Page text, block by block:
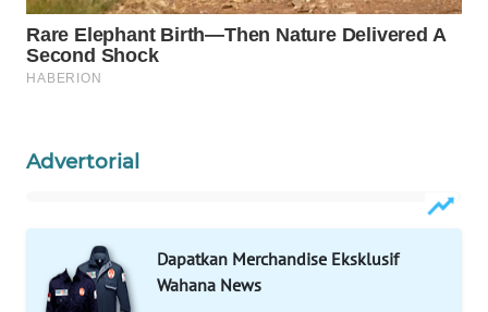
Advertorial
Dapatkan Merchandise Eksklusif
Wahana News
WAHANA
INFRASTRUKTUR
WAHANA
TRAVEL